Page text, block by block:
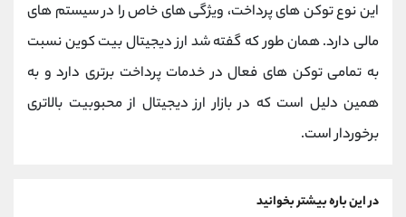
این نوع توکن های پرداخت، ویژگی های خاص را در سیستم های
مالی دارد. همان طور که گفته شد ارز دیجیتال بیت کوین نسبت
به تمامی توکن های فعال در خدمات پرداخت برتری دارد و به
همین دلیل است که در بازار ارز دیجیتال از محبوبیت بالاتری
برخوردار است.
در این باره بیشتر بخوانید